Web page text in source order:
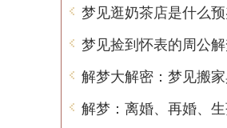
梦见逛奶茶店是什么
解梦大解密：梦见搬